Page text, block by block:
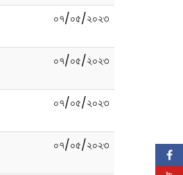
০৭/০৫/২০২৩
০৭/০৫/২০২৩
০৭/০৫/২০২৩
০৭/০৫/২০২৩